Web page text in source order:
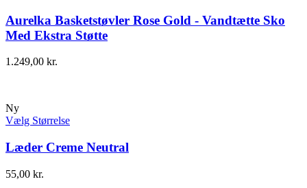
Aurelka Basketstøvler Rose Gold - Vandtætte Sko
Med Ekstra Støtte
1.249,00 kr.
Ny
Vælg Størrelse
Læder Creme Neutral
55,00 kr.